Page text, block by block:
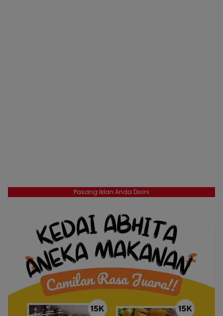
Pasang Iklan Anda Disini